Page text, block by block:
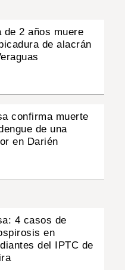
de 2 años muere
de alacrán
confirma muerte
de una
en Darién
4 casos de
en
del IPTC de